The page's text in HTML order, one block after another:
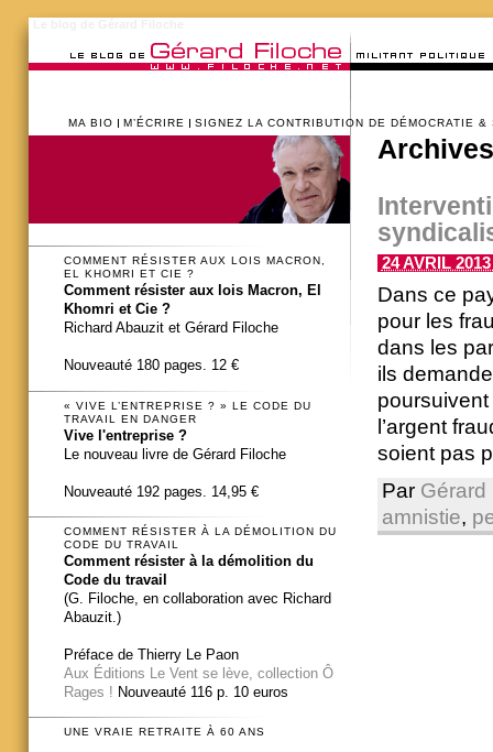
MA BIO M’ÉCRIRE SIGNEZ LA CONTRIBUTION DE DÉMOCRATIE &
24 AVRIL
Dans ce
pour les
dans les
ils
l’argent
soient pas
Par Gérard
amnistie,
COMMENT RÉSISTER AUX LOIS MACRON,
EL KHOMRI ET CIE ?
Comment résister aux lois Macron, El
Khomri et Cie ?
Richard Abauzit et Gérard Filoche
Nouveauté 180 pages. 12 €
« VIVE L’ENTREPRISE ? » LE CODE DU
TRAVAIL EN DANGER
Vive l'entreprise ?
Le nouveau livre de Gérard Filoche
Nouveauté 192 pages. 14,95 €
COMMENT RÉSISTER À LA DÉMOLITION DU
CODE DU TRAVAIL
Comment résister à la démolition du
Code du travail
(G. Filoche, en collaboration avec Richard
Abauzit.)
Préface de Thierry Le Paon
Aux Éditions Le Vent se lève, collection Ô
Rages ! Nouveauté 116 p. 10 euros
UNE VRAIE RETRAITE À 60 ANS